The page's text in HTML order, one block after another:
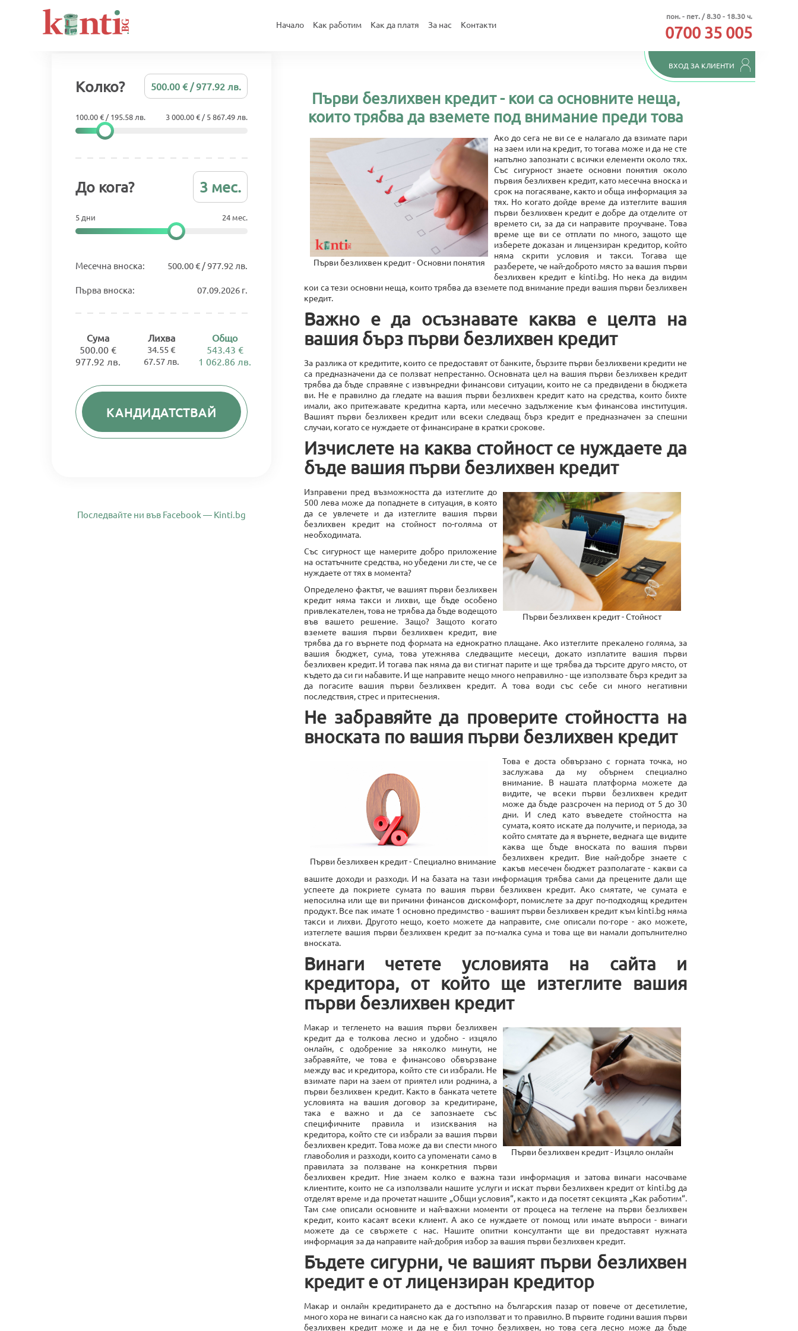
Начало Как работим Как да платя За нас Контакти
пон. - пет. / 8.30 - 18.30 ч.
0700 35 005
ВХОД ЗА КЛИЕНТИ
Колко? 500.00 € / 977.92 лв.
100.00 € / 195.58 лв. 3 000.00 € / 5 867.49 лв.
До кога? 3 мес.
5 дни 24 мес.
Месечна вноска: 500.00 € / 977.92 лв.
Първа вноска: 07.09.2026 г.
Сума
500.00 €
977.92 лв.
Лихва
34.55 €
67.57 лв.
Общо
543.43 €
1 062.86 лв.
КАНДИДАТСТВАЙ
Последвайте ни във Facebook — Kinti.bg
Първи безлихвен кредит - кои са основните неща,
които трябва да вземете под внимание преди това
Първи безлихвен кредит - Основни понятия
Ако до сега не ви се е налагало да взимате пари
на заем или на кредит, то тогава може и да не сте
напълно запознати с всички елементи около тях.
Със сигурност знаете основни понятия около
първия безлихвен кредит, като месечна вноска и
срок на погасяване, както и обща информация за
тях. Но когато дойде време да изтеглите вашия
първи безлихвен кредит е добре да отделите от
времето си, за да си направите проучване. Това
време ще ви се отплати по много, защото ще
изберете доказан и лицензиран кредитор, който
няма скрити условия и такси. Тогава ще
разберете, че най-доброто място за вашия първи
безлихвен кредит е kinti.bg. Но нека да видим
кои са тези основни неща, които трябва да вземете под внимание преди вашия първи безлихвен
кредит.
Важно е да осъзнавате каква е целта на
вашия бърз първи безлихвен кредит
За разлика от кредитите, които се предоставят от банките, бързите първи безлихвени кредити не
са предназначени да се ползват непрестанно. Основната цел на вашия първи безлихвен кредит
трябва да бъде справяне с извънредни финансови ситуации, които не са предвидени в бюджета
ви. Не е правилно да гледате на вашия първи безлихвен кредит като на средства, които бихте
имали, ако притежавате кредитна карта, или месечно задължение към финансова институция.
Вашият първи безлихвен кредит или всеки следващ бърз кредит е предназначен за спешни
случаи, когато се нуждаете от финансиране в кратки срокове.
Изчислете на каква стойност се нуждаете да
бъде вашия първи безлихвен кредит
Първи безлихвен кредит - Стойност
Изправени пред възможността да изтеглите до
500 лева може да попаднете в ситуация, в която
да се увлечете и да изтеглите вашия първи
безлихвен кредит на стойност по-голяма от
необходимата.
Със сигурност ще намерите добро приложение
на остатъчните средства, но убедени ли сте, че се
нуждаете от тях в момента?
Определено фактът, че вашият първи безлихвен
кредит няма такси и лихви, ще бъде особено
привлекателен, това не трябва да бъде водещото
във вашето решение. Защо? Защото когато
вземете вашия първи безлихвен кредит, вие
трябва да го върнете под формата на еднократно плащане. Ако изтеглите прекалено голяма, за
вашия бюджет, сума, това утежнява следващите месеци, докато изплатите вашия първи
безлихвен кредит. И тогава пак няма да ви стигнат парите и ще трябва да търсите друго място, от
където да си ги набавите. И ще направите нещо много неправилно - ще използвате бърз кредит за
да погасите вашия първи безлихвен кредит. А това води със себе си много негативни
последствия, стрес и притеснения.
Не забравяйте да проверите стойността на
вноската по вашия първи безлихвен кредит
Първи безлихвен кредит - Специално внимание
Това е доста обвързано с горната точка, но
заслужава да му обърнем специално
внимание. В нашата платформа можете да
видите, че всеки първи безлихвен кредит
може да бъде разсрочен на период от 5 до 30
дни. И след като въведете стойността на
сумата, която искате да получите, и периода, за
който смятате да я върнете, веднага ще видите
каква ще бъде вноската по вашия първи
безлихвен кредит. Вие най-добре знаете с
какъв месечен бюджет разполагате - какви са
вашите доходи и разходи. И на базата на тази информация трябва сами да прецените дали ще
успеете да покриете сумата по вашия първи безлихвен кредит. Ако смятате, че сумата е
непосилна или ще ви причини финансов дискомфорт, помислете за друг по-подходящ кредитен
продукт. Все пак имате 1 основно предимство - вашият първи безлихвен кредит към kinti.bg няма
такси и лихви. Другото нещо, което можете да направите, сме описали по-горе - ако можете,
изтеглете вашия първи безлихвен кредит за по-малка сума и това ще ви намали допълнително
вноската.
Винаги четете условията на сайта и
кредитора, от който ще изтеглите вашия
първи безлихвен кредит
Първи безлихвен кредит - Изцяло онлайн
Макар и тегленето на вашия първи безлихвен
кредит да е толкова лесно и удобно - изцяло
онлайн, с одобрение за няколко минути, не
забравяйте, че това е финансово обвързване
между вас и кредитора, който сте си избрали. Не
взимате пари на заем от приятел или роднина, а
първи безлихвен кредит. Както в банката четете
условията на вашия договор за кредитиране,
така е важно и да се запознаете със
специфичните правила и изисквания на
кредитора, който сте си избрали за вашия първи
безлихвен кредит. Това може да ви спести много
главоболия и разходи, които са упоменати само в
правилата за ползване на конкретния първи
безлихвен кредит. Ние знаем колко е важна тази информация и затова винаги насочваме
клиентите, които не са използвали нашите услуги и искат първи безлихвен кредит от kinti.bg да
отделят време и да прочетат нашите „Общи условия“, както и да посетят секцията „Как работим“.
Там сме описали основните и най-важни моменти от процеса на теглене на първи безлихвен
кредит, които касаят всеки клиент. А ако се нуждаете от помощ или имате въпроси - винаги
можете да се свържете с нас. Нашите опитни консултанти ще ви предоставят нужната
информация за да направите най-добрия избор за вашия първи безлихвен кредит.
Бъдете сигурни, че вашият първи безлихвен
кредит е от лицензиран кредитор
Макар и онлайн кредитирането да е достъпно на българския пазар от повече от десетилетие,
много хора не винаги са наясно как да го използват и то правилно. В първите години вашия първи
безлихвен кредит може и да не е бил точно безлихвен, но това сега лесно може да бъде